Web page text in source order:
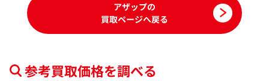
アザップの
買取ページへ戻る
参考買取価格を調べる